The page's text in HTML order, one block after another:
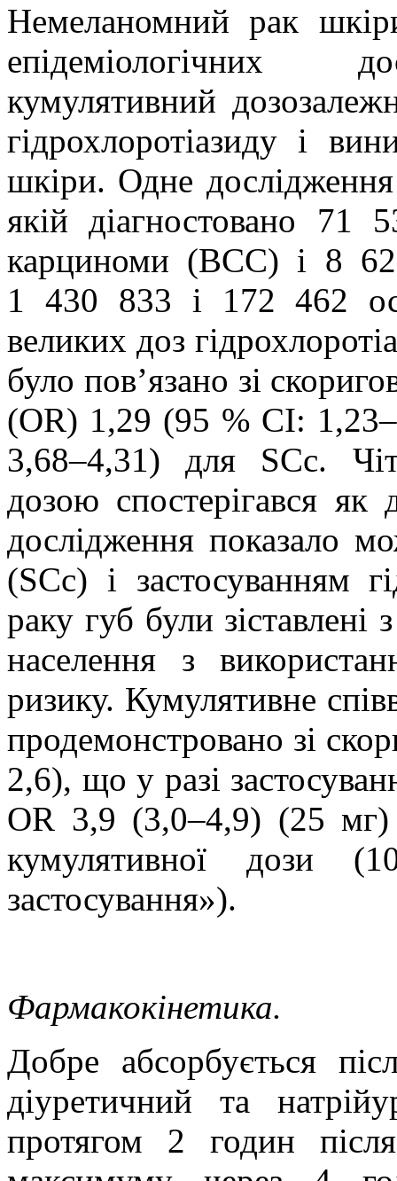
Немеланомний рак
епідеміологічних
кумулятивний
гідрохлоротіазиду і
шкіри. Одне
якій діагностовано 71
карциноми (ВСС) і 8
1 430 833 і 172 462
великих доз
було пов’язано зі
(OR) 1,29 (95 % CI:
3,68–4,31) для SCc.
дозою спостерігався
дослідження показало
(SCс) і застосуванням
раку губ були
населення з
ризику. Кумулятивне
продемонстровано зі
2,6), що у разі
OR 3,9 (3,0–4,9) (25
кумулятивної дози
застосування»).
Фармакокінетика.
Добре абсорбується
діуретичний та
протягом 2 годин